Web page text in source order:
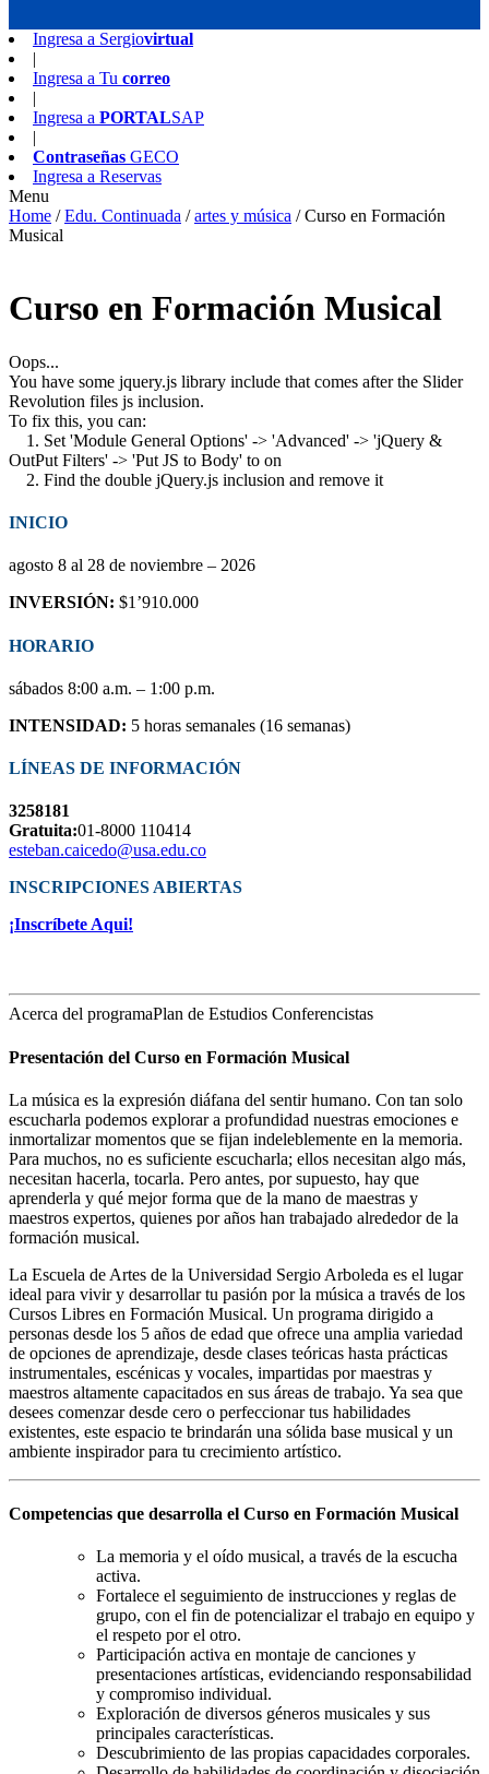
Ingresa a Sergiovirtual
|
Ingresa a Tu correo
|
Ingresa a PORTALSAP
|
Contraseñas GECO
Ingresa a Reservas
Menu
Home /Edu. Continuada /artes y música /Curso en Formación
Musical
Curso en Formación Musical
Oops...
You have some jquery.js library include that comes after the Slider
Revolution files js inclusion.
To fix this, you can:
1. Set 'Module General Options' -> 'Advanced' -> 'jQuery &
OutPut Filters' -> 'Put JS to Body' to on
2. Find the double jQuery.js inclusion and remove it
INICIO
agosto 8 al 28 de noviembre – 2026
INVERSIÓN: $1’910.000
HORARIO
sábados 8:00 a.m. – 1:00 p.m.
INTENSIDAD: 5 horas semanales (16 semanas)
LÍNEAS DE INFORMACIÓN
3258181
Gratuita:01-8000 110414
esteban.caicedo@usa.edu.co
INSCRIPCIONES ABIERTAS
¡Inscríbete Aqui!
Acerca del programaPlan de Estudios Conferencistas
Presentación del Curso en Formación Musical
La música es la expresión diáfana del sentir humano. Con tan solo
escucharla podemos explorar a profundidad nuestras emociones e
inmortalizar momentos que se fijan indeleblemente en la memoria.
Para muchos, no es suficiente escucharla; ellos necesitan algo más,
necesitan hacerla, tocarla. Pero antes, por supuesto, hay que
aprenderla y qué mejor forma que de la mano de maestras y
maestros expertos, quienes por años han trabajado alrededor de la
formación musical.
La Escuela de Artes de la Universidad Sergio Arboleda es el lugar
ideal para vivir y desarrollar tu pasión por la música a través de los
Cursos Libres en Formación Musical. Un programa dirigido a
personas desde los 5 años de edad que ofrece una amplia variedad
de opciones de aprendizaje, desde clases teóricas hasta prácticas
instrumentales, escénicas y vocales, impartidas por maestras y
maestros altamente capacitados en sus áreas de trabajo. Ya sea que
desees comenzar desde cero o perfeccionar tus habilidades
existentes, este espacio te brindarán una sólida base musical y un
ambiente inspirador para tu crecimiento artístico.
Competencias que desarrolla el Curso en Formación Musical
La memoria y el oído musical, a través de la escucha
activa.
Fortalece el seguimiento de instrucciones y reglas de
grupo, con el fin de potencializar el trabajo en equipo y
el respeto por el otro.
Participación activa en montaje de canciones y
presentaciones artísticas, evidenciando responsabilidad
y compromiso individual.
Exploración de diversos géneros musicales y sus
principales características.
Descubrimiento de las propias capacidades corporales.